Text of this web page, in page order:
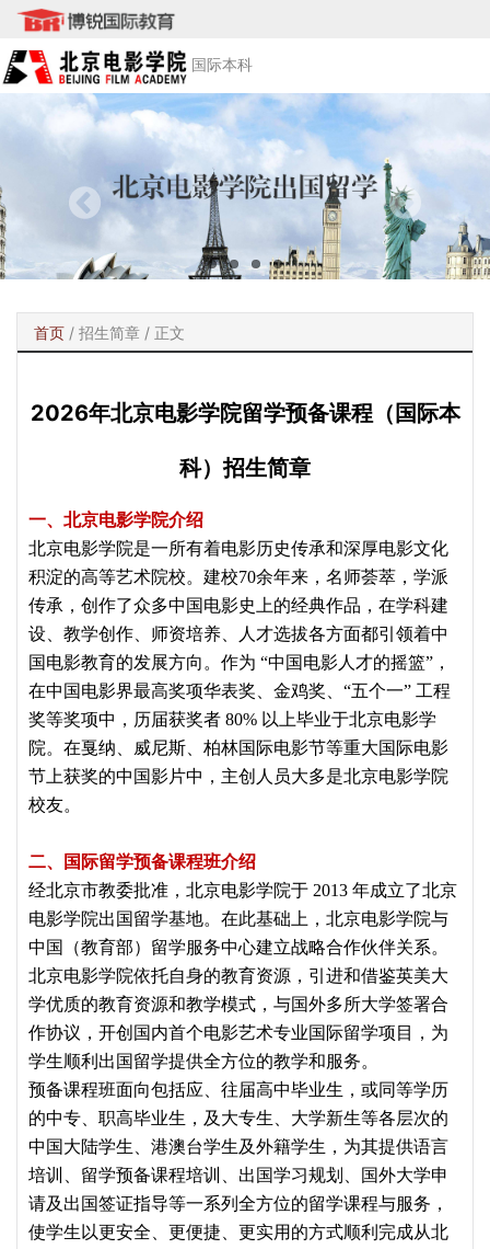
国际本科
首页 / 招生简章 / 正文
2026年北京电影学院留学预备课程（国际本
科）招生简章
一、北京电影学院介绍
北京电影学院是一所有着电影历史传承和深厚电影文化
积淀的高等艺术院校。建校70余年来，名师荟萃，学派
传承，创作了众多中国电影史上的经典作品，在学科建
设、教学创作、师资培养、人才选拔各方面都引领着中
国电影教育的发展方向。作为 “中国电影人才的摇篮”，
在中国电影界最高奖项华表奖、金鸡奖、“五个一” 工程
奖等奖项中，历届获奖者 80% 以上毕业于北京电影学
院。在戛纳、威尼斯、柏林国际电影节等重大国际电影
节上获奖的中国影片中，主创人员大多是北京电影学院
校友。
二、国际留学预备课程班介绍
经北京市教委批准，北京电影学院于 2013 年成立了北京
电影学院出国留学基地。在此基础上，北京电影学院与
中国（教育部）留学服务中心建立战略合作伙伴关系。
北京电影学院依托自身的教育资源，引进和借鉴英美大
学优质的教育资源和教学模式，与国外多所大学签署合
作协议，开创国内首个电影艺术专业国际留学项目，为
学生顺利出国留学提供全方位的教学和服务。
预备课程班面向包括应、往届高中毕业生，或同等学历
的中专、职高毕业生，及大专生、大学新生等各层次的
中国大陆学生、港澳台学生及外籍学生，为其提供语言
培训、留学预备课程培训、出国学习规划、国外大学申
请及出国签证指导等一系列全方位的留学课程与服务，
使学生以更安全、更便捷、更实用的方式顺利完成从北